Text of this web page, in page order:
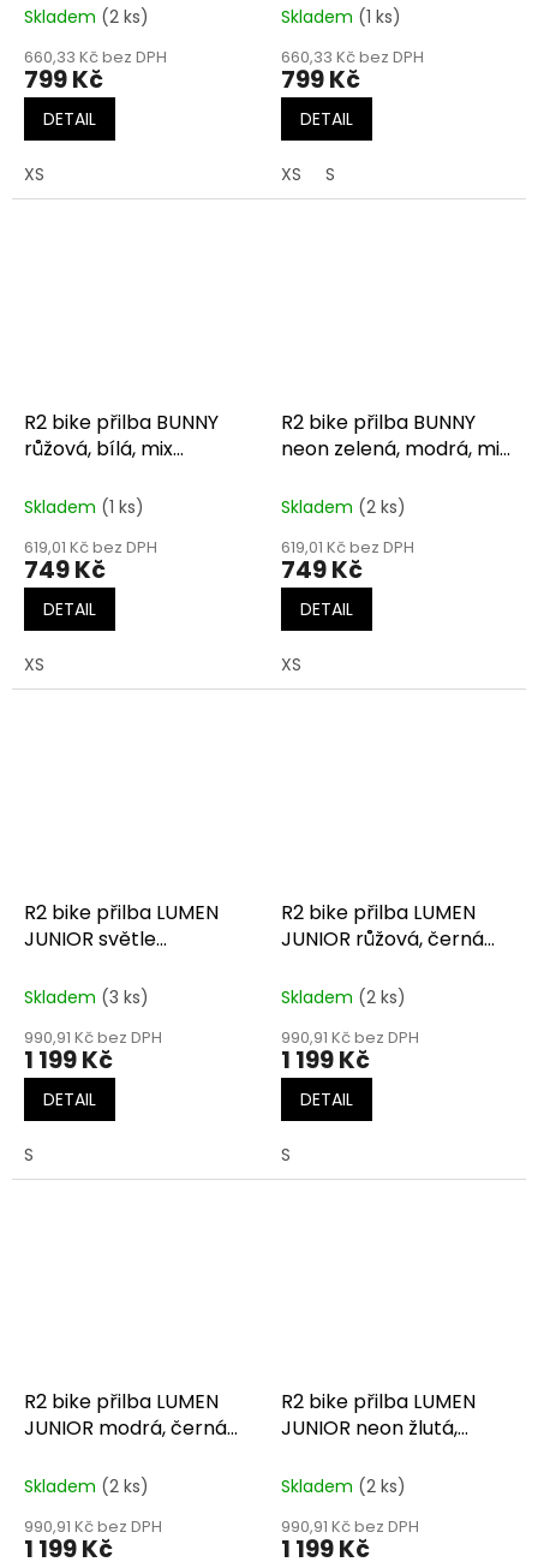
Skladem (2 ks)
660,33 Kč bez DPH
799 Kč
DETAIL
XS
Skladem (1 ks)
660,33 Kč bez DPH
799 Kč
DETAIL
XS S
R2 bike přilba BUNNY
růžová, bílá, mix
Skladem (1 ks)
619,01 Kč bez DPH
749 Kč
DETAIL
XS
R2 bike přilba BUNNY
neon zelená, modrá, mix
Skladem (2 ks)
619,01 Kč bez DPH
749 Kč
DETAIL
XS
R2 bike přilba LUMEN
JUNIOR světle
Skladem (3 ks)
990,91 Kč bez DPH
1 199 Kč
DETAIL
S
R2 bike přilba LUMEN
JUNIOR růžová, černá
Skladem (2 ks)
990,91 Kč bez DPH
1 199 Kč
DETAIL
S
R2 bike přilba LUMEN
JUNIOR modrá, černá
Skladem (2 ks)
990,91 Kč bez DPH
1 199 Kč
R2 bike přilba LUMEN
JUNIOR neon žlutá,
Skladem (2 ks)
990,91 Kč bez DPH
1 199 Kč